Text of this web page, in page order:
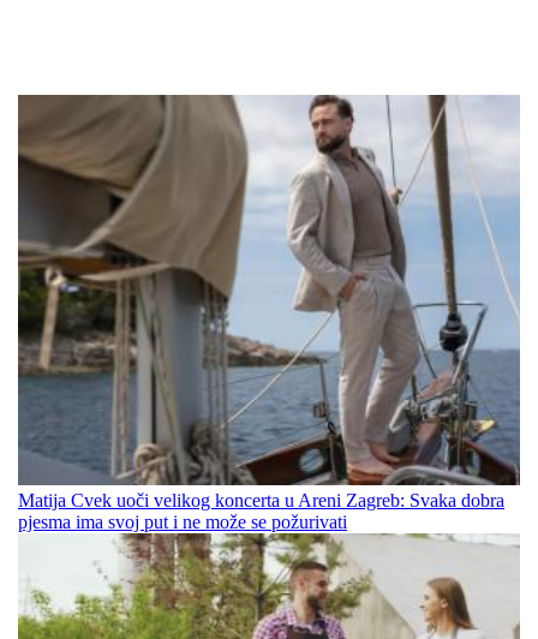
Matija Cvek uoči velikog koncerta u Areni Zagreb: Svaka dobra
pjesma ima svoj put i ne može se požurivati